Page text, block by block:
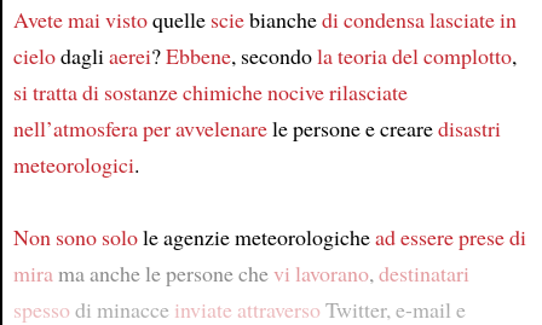
Avete mai vistoquelle sciebianchedi condensalasciate in
cielodagliaerei?Ebbene, secondola teoria del complotto,
si trattadi sostanze chimiche nociverilasciate
nell’atmosferaper avvelenarele persone e crearedisastri
meteorologici.
Non sono solole agenzie meteorologichead essere prese di
mirama anche le persone chevi lavorano,destinatari
spesso di minacce inviate attraverso Twitter, e-mail e